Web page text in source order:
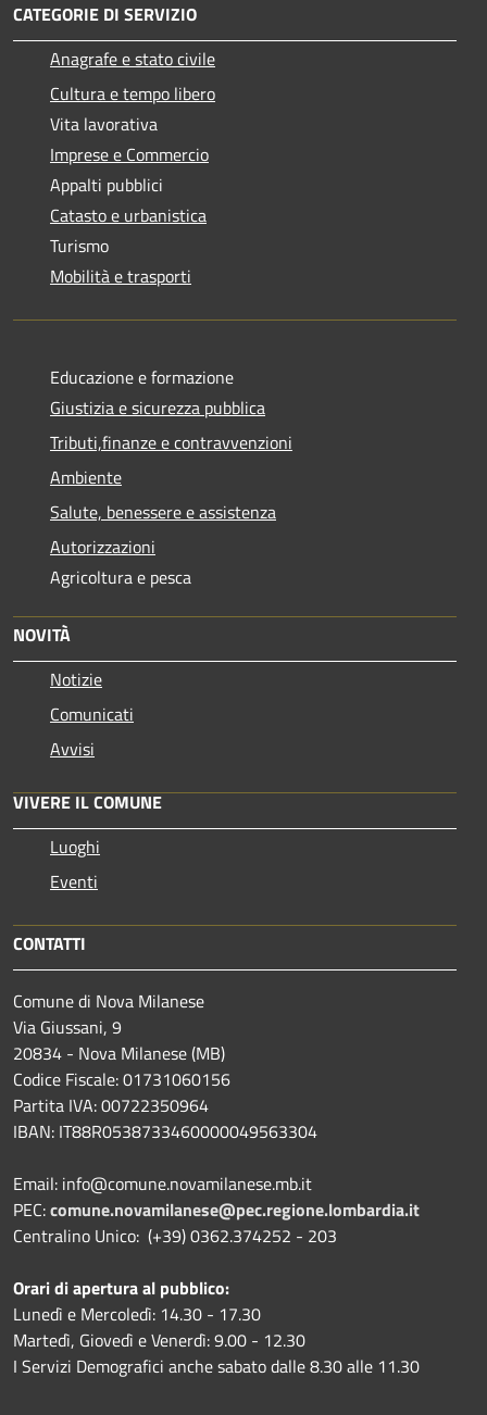
CATEGORIE DI SERVIZIO
Anagrafe e stato civile
Cultura e tempo libero
Vita lavorativa
Imprese e Commercio
Appalti pubblici
Catasto e urbanistica
Turismo
Mobilità e trasporti
Educazione e formazione
Giustizia e sicurezza pubblica
Tributi,finanze e contravvenzioni
Ambiente
Salute, benessere e assistenza
Autorizzazioni
Agricoltura e pesca
NOVITÀ
Notizie
Comunicati
Avvisi
VIVERE IL COMUNE
Luoghi
Eventi
CONTATTI
Comune di Nova Milanese
Via Giussani, 9
20834 - Nova Milanese (MB)
Codice Fiscale: 01731060156
Partita IVA: 00722350964
IBAN: IT88R0538733460000049563304
Email: info@comune.novamilanese.mb.it
PEC:comune.novamilanese@pec.regione.lombardia.it
Centralino Unico: (+39) 0362.374252 - 203
Orari di apertura al pubblico:
Lunedì e Mercoledì: 14.30 - 17.30
Martedì, Giovedì e Venerdì: 9.00 - 12.30
I Servizi Demografici anche sabato dalle 8.30 alle 11.30